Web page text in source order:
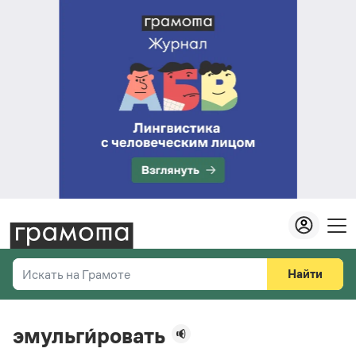
Искать на Грамоте
Справочная служба
Найти
эмульги́ровать